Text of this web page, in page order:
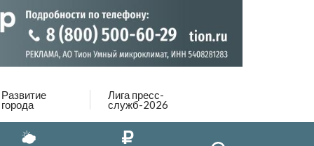
Развитие
города
Лига пресс-
служб-2026